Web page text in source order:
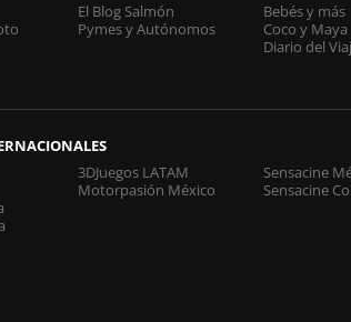
El Blog Salmón
Pymes y Autónomos
Bebés y más
Coco y Maya
Diario del
3DJuegos LATAM
Motorpasión México
Sensacine
Sensacine